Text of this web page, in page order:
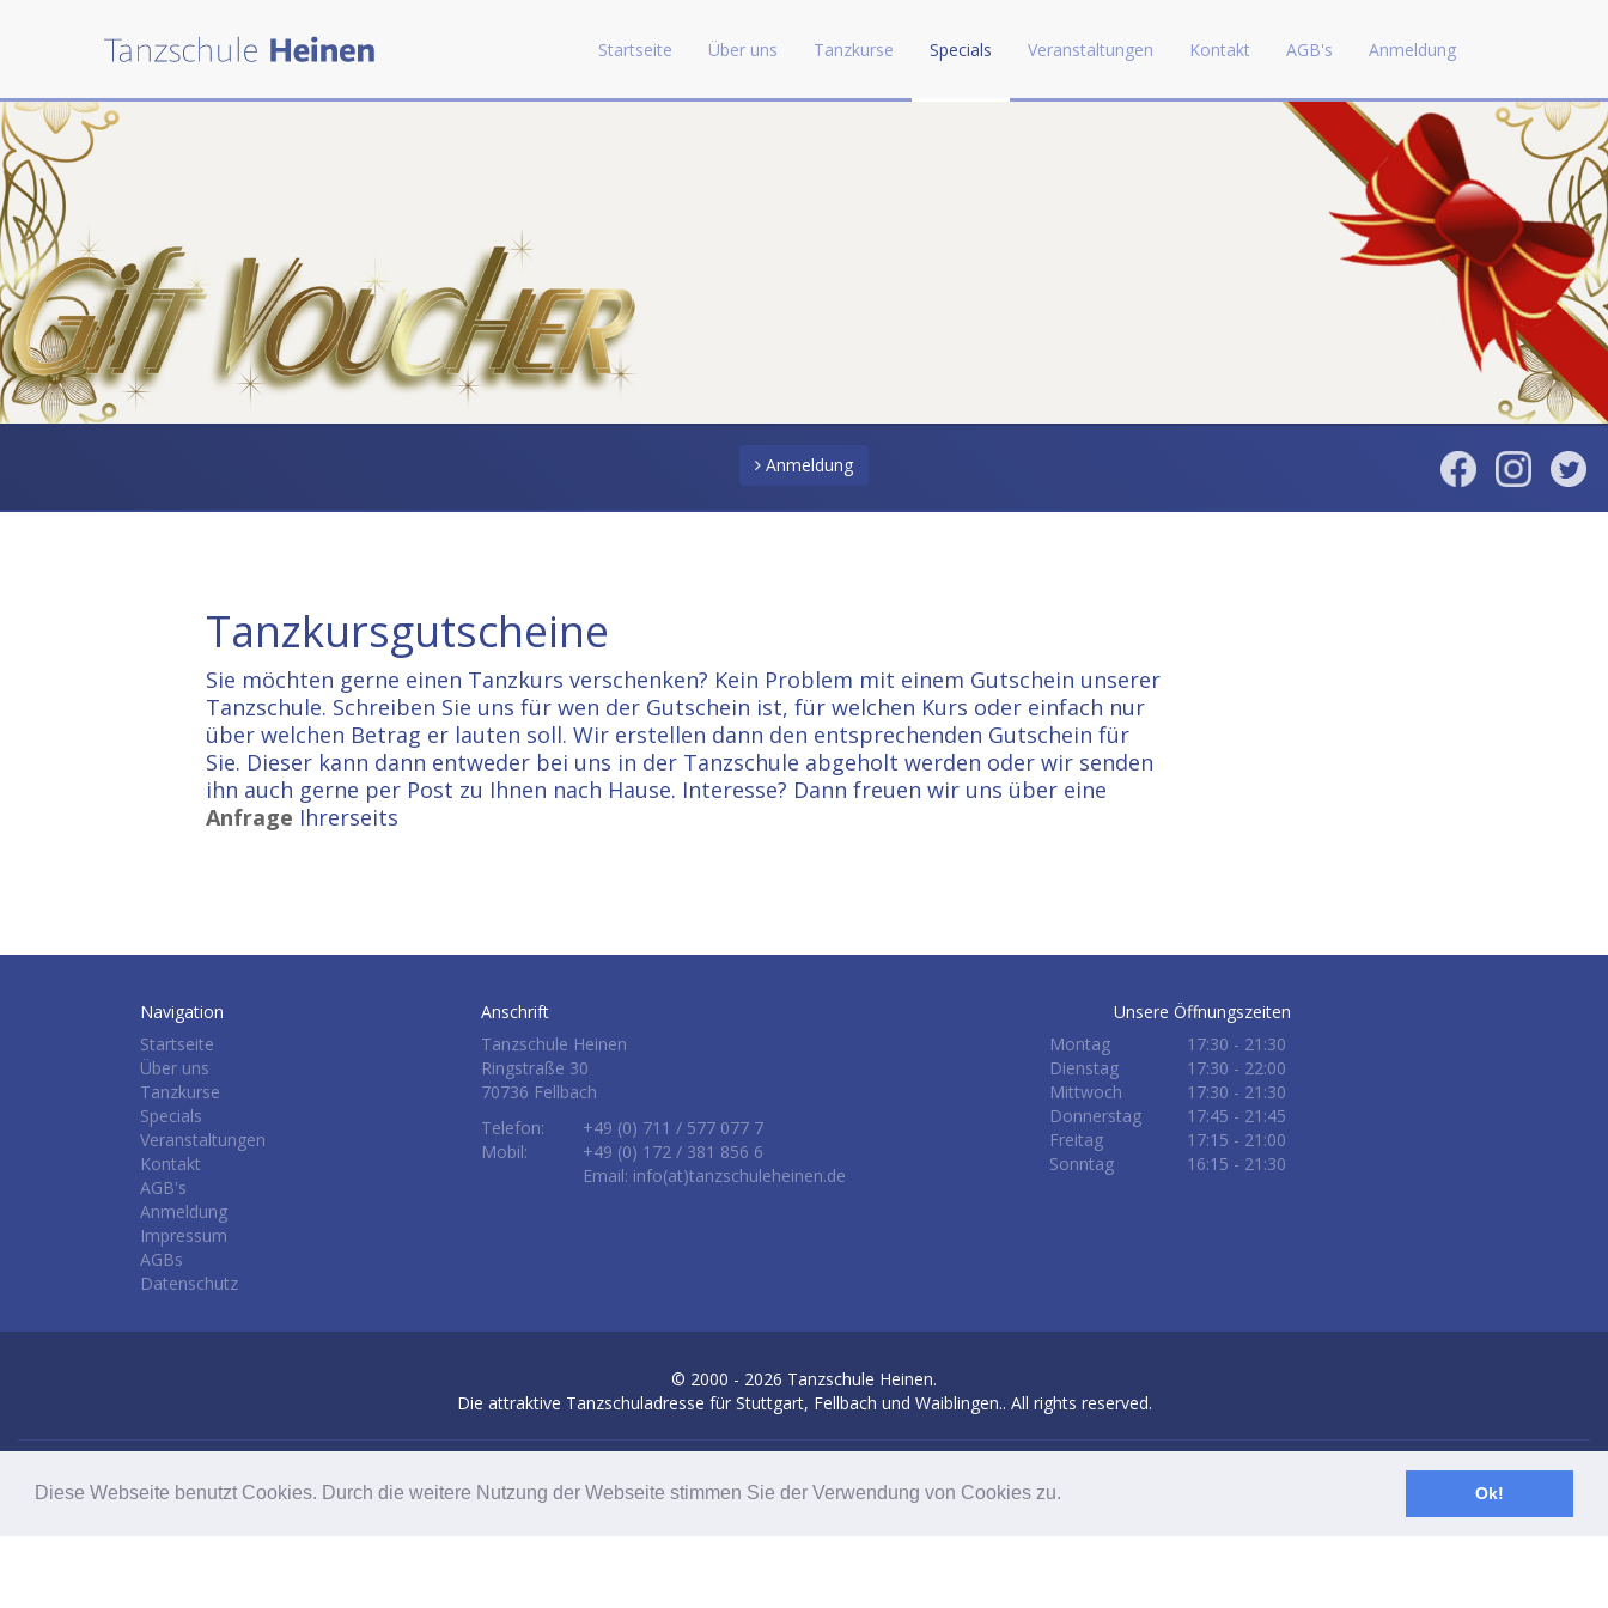
Diese Webseite benutzt Cookies. Durch die weitere Nutzung der Webseite stimmen Sie der Verwendung von Cookies zu. Ok!
Startseite Über uns Tanzkurse Specials Veranstaltungen Kontakt AGB's Anmeldung
Anmeldung
Tanzkursgutscheine
Sie möchten gerne einen Tanzkurs verschenken? Kein Problem mit einem Gutschein unserer
Tanzschule. Schreiben Sie uns für wen der Gutschein ist, für welchen Kurs oder einfach nur
über welchen Betrag er lauten soll. Wir erstellen dann den entsprechenden Gutschein für
Sie. Dieser kann dann entweder bei uns in der Tanzschule abgeholt werden oder wir senden
ihn auch gerne per Post zu Ihnen nach Hause. Interesse? Dann freuen wir uns über eine
Anfrage Ihrerseits
Navigation
Startseite
Über uns
Tanzkurse
Specials
Veranstaltungen
Kontakt
AGB's
Anmeldung
Impressum
AGBs
Datenschutz
Anschrift
Tanzschule Heinen
Ringstraße 30
70736 Fellbach
Telefon:
+49 (0) 711 / 577 077 7
Mobil:
+49 (0) 172 / 381 856 6
Email: info(at)tanzschuleheinen.de
Unsere Öffnungszeiten
Montag
17:30 - 21:30
Dienstag
17:30 - 22:00
Mittwoch
17:30 - 21:30
Donnerstag
17:45 - 21:45
Freitag
17:15 - 21:00
Sonntag
16:15 - 21:30
© 2000 - 2026 Tanzschule Heinen.
Die attraktive Tanzschuladresse für Stuttgart, Fellbach und Waiblingen.. All rights reserved.